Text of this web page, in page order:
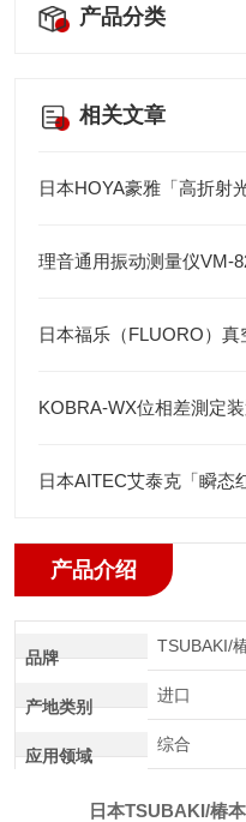
产品分类
相关文章
理音通用振动测量仪VM-
日本AITEC艾泰克「瞬态
产品介绍
品牌
TSUBAKI/
产地类别
进口
应用领域
综合
日本TSUBAKI/椿